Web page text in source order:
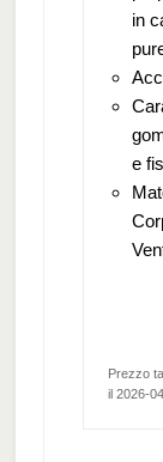
in
e
Prezzo
il 2026-